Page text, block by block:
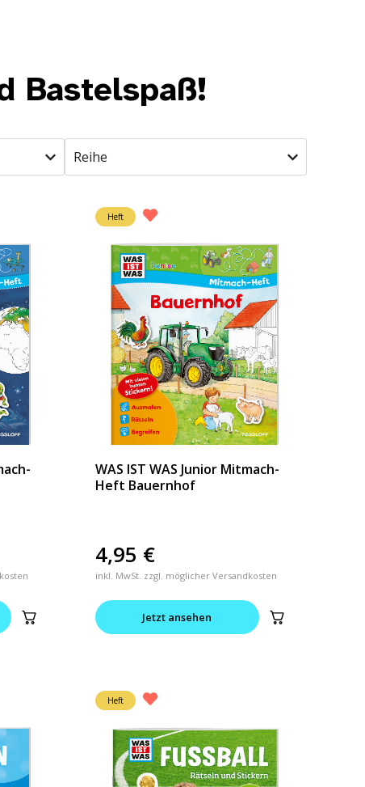
Bastelspaß!
Reihe
Heft
WAS IST WAS Junior Mitmach-
Heft Bauernhof
4,95 €
inkl. MwSt. zzgl. möglicher Versandkosten
Jetzt ansehen
Heft